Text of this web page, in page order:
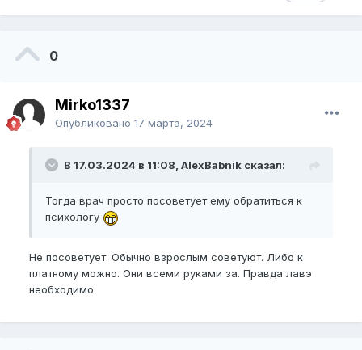
0
Mirko1337
Опубликовано 17 марта, 2024
В 17.03.2024 в 11:08, AlexBabnik сказал:
Тогда врач просто посоветует ему обратиться к
психологу
Не посоветует. Обычно взрослым советуют. Либо к
платному можно. Они всеми руками за. Правда лавэ
необходимо